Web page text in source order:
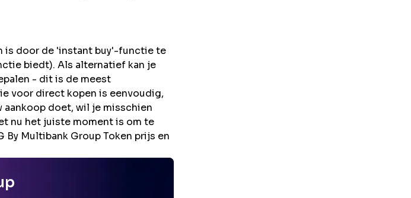
is door de 'instant buy'-functie te
biedt). Als alternatief kan je
- dit is de meest
voor direct kopen is eenvoudig,
aankoop doet, wil je misschien
nu het juiste moment is om te
By Multibank Group Token prijs en